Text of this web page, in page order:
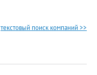
текстовый поиск компаний >>